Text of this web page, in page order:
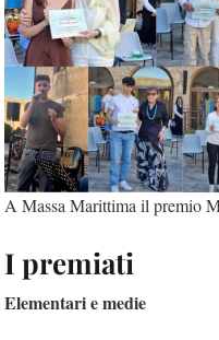
A Massa Marittima il premio
I premiati
Elementari e medie